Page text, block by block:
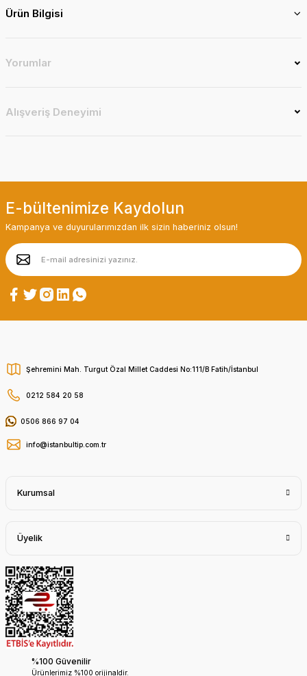
Ürün Bilgisi
Yorumlar
Alışveriş Deneyimi
E-bültenimize Kaydolun
Kampanya ve duyurularımızdan ilk sizin haberiniz olsun!
Şehremini Mah. Turgut Özal Millet Caddesi No:111/B Fatih/İstanbul
0212 584 20 58
0506 866 97 04
info@istanbultip.com.tr
Kurumsal
Üyelik
%100 Güvenilir
Ürünlerimiz %100 orijinaldir.